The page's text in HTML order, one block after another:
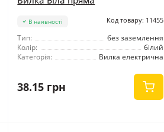
В наявності Код товару: 11455
Тип:
без заземлення
Колір:
білий
Категорія:
Вилка електрична
38.15 грн